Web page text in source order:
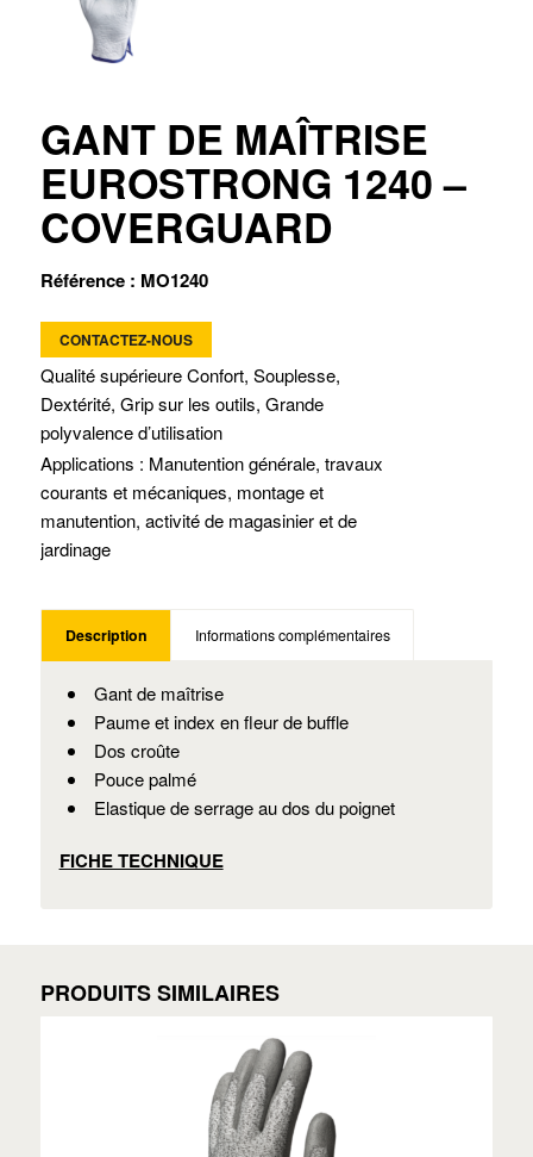
GANT DE MAÎTRISE
EUROSTRONG 1240 –
COVERGUARD
Référence : MO1240
CONTACTEZ-NOUS
Qualité supérieure Confort, Souplesse,
Dextérité, Grip sur les outils, Grande
polyvalence d’utilisation
Applications : Manutention générale, travaux
courants et mécaniques, montage et
manutention, activité de magasinier et de
jardinage
Description Informations complémentaires
Gant de maîtrise
Paume et index en fleur de buffle
Dos croûte
Pouce palmé
Elastique de serrage au dos du poignet
FICHE TECHNIQUE
PRODUITS SIMILAIRES